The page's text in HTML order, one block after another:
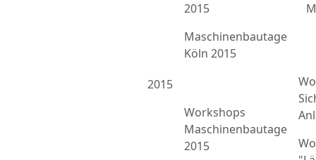
2015
2015
Maschinenbautage
Köln 2015
Workshops
Maschinenbautage
2015